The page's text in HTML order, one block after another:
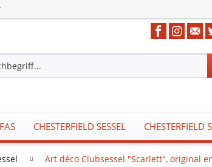
CHESTERFIELD SESSEL CHESTERFIELD
Art déco Clubsessel "Scarlett", original